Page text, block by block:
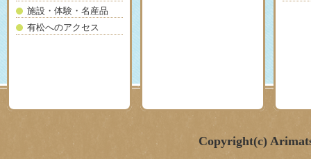
施設・体験・名産品
有松へのアクセス
Copyright(c)